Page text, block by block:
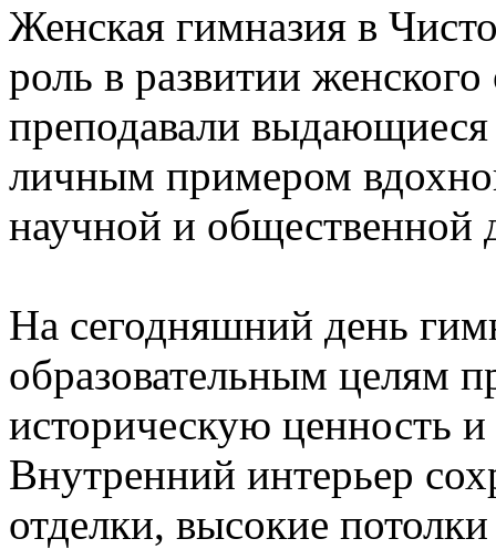
Женская гимназия в
роль в развитии
преподавали
личным примером
научной и общественной
На сегодняшний день
образовательным целям
историческую ценность
Внутренний интерьер
отделки, высокие